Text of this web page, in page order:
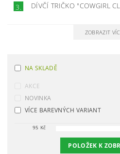
3.
DÍVČÍ TRIČKO "COWGIRL
ZOBRAZIT
NA SKLADĚ
AKCE
NOVINKA
VÍCE BAREVNÝCH VARIANT
95 Kč
POLOŽEK K